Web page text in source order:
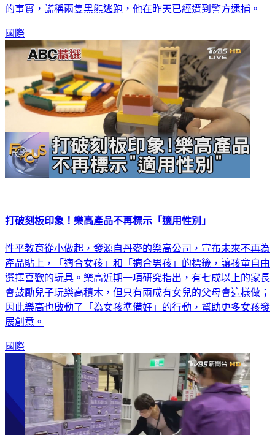
的事實，謊稱兩隻黑熊逃跑，他在昨天已經遭到警方逮捕。
國際
打破刻板印象！樂高產品不再標示「適用性別」
性平教育從小做起，發源自丹麥的樂高公司，宣布未來不再為
產品貼上，「適合女孩」和「適合男孩」的標籤，讓孩童自由
選擇喜歡的玩具。樂高近期一項研究指出，有七成以上的家長
會鼓勵兒子玩樂高積木，但只有兩成有女兒的父母會這樣做；
因此樂高也啟動了「為女孩準備好」的行動，幫助更多女孩發
展創意。
國際